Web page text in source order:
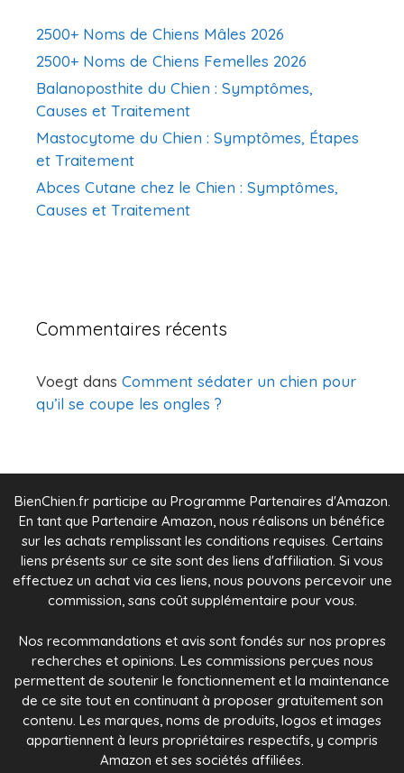
2500+ Noms de Chiens Mâles 2026
2500+ Noms de Chiens Femelles 2026
Balanoposthite du Chien : Symptômes,
Causes et Traitement
Mastocytome du Chien : Symptômes, Étapes
et Traitement
Abces Cutane chez le Chien : Symptômes,
Causes et Traitement
Commentaires récents
Voegt dans Comment sédater un chien pour
qu’il se coupe les ongles ?
BienChien.fr participe au Programme Partenaires d'Amazon.
En tant que Partenaire Amazon, nous réalisons un bénéfice
sur les achats remplissant les conditions requises. Certains
liens présents sur ce site sont des liens d'affiliation. Si vous
effectuez un achat via ces liens, nous pouvons percevoir une
commission, sans coût supplémentaire pour vous.
Nos recommandations et avis sont fondés sur nos propres
recherches et opinions. Les commissions perçues nous
permettent de soutenir le fonctionnement et la maintenance
de ce site tout en continuant à proposer gratuitement son
contenu. Les marques, noms de produits, logos et images
appartiennent à leurs propriétaires respectifs, y compris
Amazon et ses sociétés affiliées.